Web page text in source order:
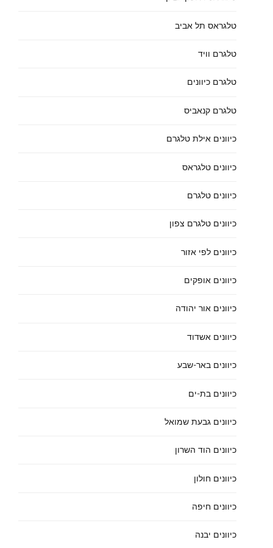
טלגראס תל אביב
טלגרם וויד
טלגרם כיוונים
טלגרם קנאביס
כיוונים אילת טלגרם
כיוונים טלגראס
כיוונים טלגרם
כיוונים טלגרם צפון
כיוונים לפי אזור
כיוונים אופקים
כיוונים אור יהודה
כיוונים אשדוד
כיוונים באר-שבע
כיוונים בת-ים
כיוונים גבעת שמואל
כיוונים הוד השרון
כיוונים חולון
כיוונים חיפה
כיוונים יבנה